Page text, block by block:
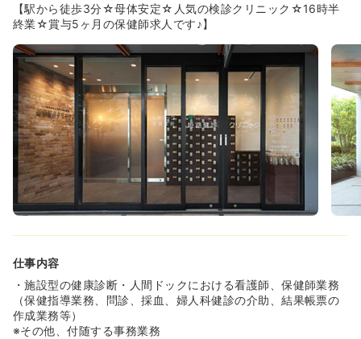
【駅から徒歩3分☆母体安定☆人気の検診クリニック☆16時半
終業☆賞与5ヶ月の保健師求人です♪】
仕事内容
・施設型の健康診断・人間ドックにおける看護師、保健師業務
（保健指導業務、問診、採血、婦人科健診の介助、結果帳票の
作成業務等）
※その他、付随する事務業務